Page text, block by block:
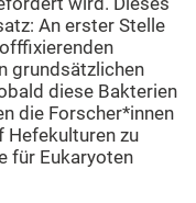
An erster Stelle
grundsätzlichen
diese Bakterien
die Forscher*innen
Hefekulturen zu
für Eukaryoten